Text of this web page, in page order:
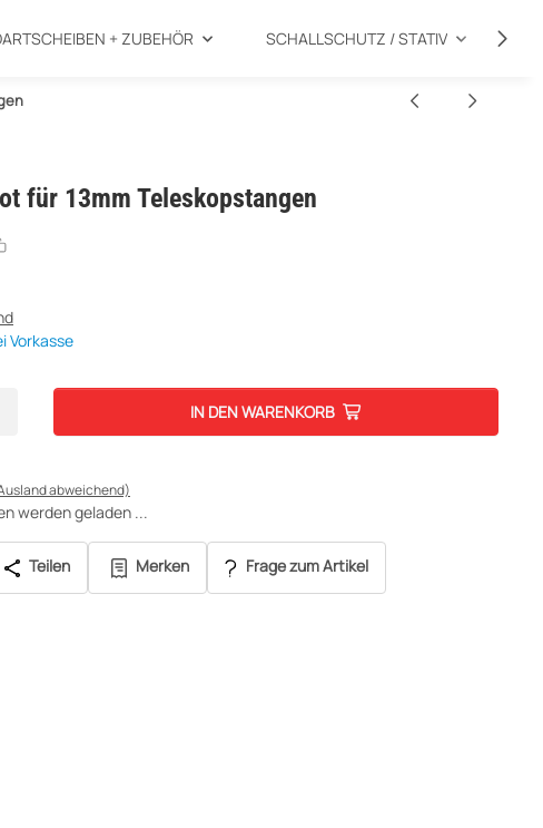
+ ZUBEHÖR SCHALLSCHUTZ / STATIV
für 13mm Teleskopstangen
Vorkasse
IN DEN WARENKORB
abweichend)
werden geladen ...
Teilen Merken Frage zum Artikel